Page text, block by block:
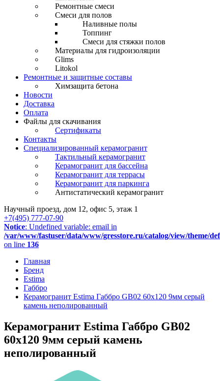
Ремонтные смеси
Смеси для полов
Наливные полы
Топпинг
Смеси для стяжки полов
Материалы для гидроизоляции
Glims
Litokol
Ремонтные и защитные составы
Химзащита бетона
Новости
Доставка
Оплата
Файлы для скачивания
Сертификаты
Контакты
Специализированный керамогранит
Тактильный керамогранит
Керамогранит для бассейна
Керамогранит для террасы
Керамогранит для паркинга
Антистатический керамогранит
Научный проезд, дом 12, офис 5, этаж 1
+7(495) 777-07-90
Notice: Undefined variable: email in
/var/www/fastuser/data/www/gresstore.ru/catalog/view/theme/
on line 136
Главная
Бренд
Estima
Габбро
Керамогранит Estima Габбро GB02 60x120 9мм серый
камень неполированный
Керамогранит Estima Габбро GB02
60x120 9мм серый камень
неполированный